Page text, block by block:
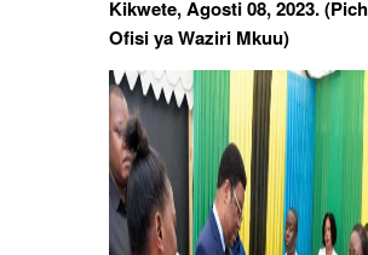
Kikwete, Agosti 08, 2023.
Ofisi ya Waziri Mkuu)